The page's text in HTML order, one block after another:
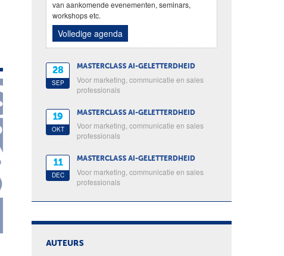
van aankomende evenementen, seminars,
workshops etc.
Volledige agenda
28
SEP
MASTERCLASS AI-GELETTERDHEID
Voor marketing, communicatie en sales
professionals
19
OKT
MASTERCLASS AI-GELETTERDHEID
Voor marketing, communicatie en sales
professionals
11
DEC
MASTERCLASS AI-GELETTERDHEID
Voor marketing, communicatie en sales
professionals
AUTEURS